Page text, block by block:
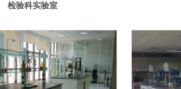
检验科实验室